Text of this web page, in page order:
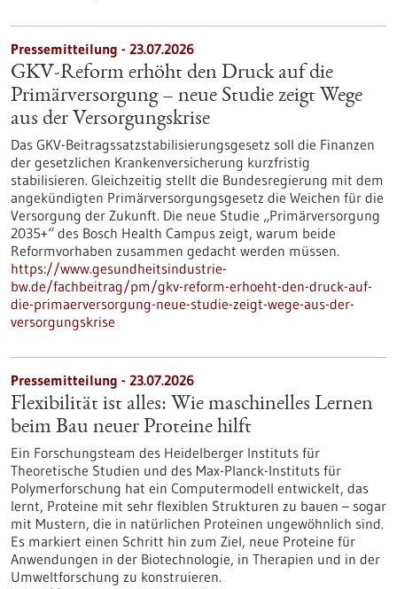
Pressemitteilung - 23.07.2026
GKV-Reform erhöht den Druck auf die
Primärversorgung – neue Studie zeigt Wege
aus der Versorgungskrise
Das GKV-Beitragssatzstabilisierungsgesetz soll die Finanzen
der gesetzlichen Krankenversicherung kurzfristig
stabilisieren. Gleichzeitig stellt die Bundesregierung mit dem
angekündigten Primärversorgungsgesetz die Weichen für die
Versorgung der Zukunft. Die neue Studie „Primärversorgung
2035+“ des Bosch Health Campus zeigt, warum beide
Reformvorhaben zusammen gedacht werden müssen.
https://www.gesundheitsindustrie-
bw.de/fachbeitrag/pm/gkv-reform-erhoeht-den-druck-auf-
die-primaerversorgung-neue-studie-zeigt-wege-aus-der-
versorgungskrise
Pressemitteilung - 23.07.2026
Flexibilität ist alles: Wie maschinelles Lernen
beim Bau neuer Proteine hilft
Ein Forschungsteam des Heidelberger Instituts für
Theoretische Studien und des Max-Planck-Instituts für
Polymerforschung hat ein Computermodell entwickelt, das
lernt, Proteine mit sehr flexiblen Strukturen zu bauen – sogar
mit Mustern, die in natürlichen Proteinen ungewöhnlich sind.
Es markiert einen Schritt hin zum Ziel, neue Proteine für
Anwendungen in der Biotechnologie, in Therapien und in der
Umweltforschung zu konstruieren.